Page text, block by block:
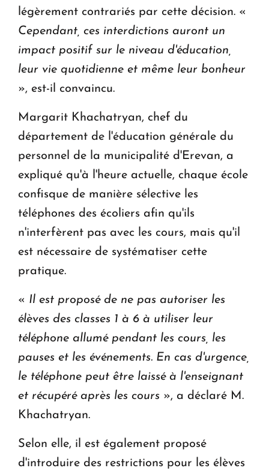
légèrement contrariés par cette décision. «
Cependant, ces interdictions auront un
impact positif sur le niveau d'éducation,
leur vie quotidienne et même leur bonheur
», est-il convaincu.
Margarit Khachatryan, chef du
département de l'éducation générale du
personnel de la municipalité d'Erevan, a
expliqué qu'à l'heure actuelle, chaque école
confisque de manière sélective les
téléphones des écoliers afin qu'ils
n'interfèrent pas avec les cours, mais qu'il
est nécessaire de systématiser cette
pratique.
« Il est proposé de ne pas autoriser les
élèves des classes 1 à 6 à utiliser leur
téléphone allumé pendant les cours, les
pauses et les événements. En cas d'urgence,
le téléphone peut être laissé à l'enseignant
et récupéré après les cours », a déclaré M.
Khachatryan.
Selon elle, il est également proposé
d'introduire des restrictions pour les élèves